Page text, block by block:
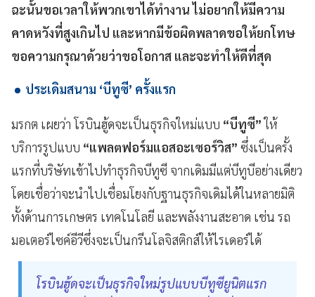
ฉะนั้นขอเวลาให้พวกเขาได้ทำงาน ไม่อยากให้มีความ
คาดหวังที่สูงเกินไป และหากมีข้อผิดพลาดขอให้ยกโทษ
ขอความกรุณาด้วยว่าขอโอกาส และจะทำให้ดีที่สุด
ประเดิมสนาม ‘บีทูซี’ ครั้งแรก
มรกต เผยว่า โรบินฮู้ดจะเป็นธุรกิจใหม่แบบ “บีทูซี”ให้
บริการรูปแบบ “แพลตฟอร์มแอสอะเซอร์วิส” ซึ่งเป็นครั้ง
แรกที่บริษัทเข้าไปทำธุรกิจบีทูซี จากเดิมมีแต่บีทูบีอย่างเดียว
โดยเชื่อว่าจะนำไปเชื่อมโยงกับฐานธุรกิจเดิมได้ในหลายมิติ
ทั้งด้านการเกษตร เทคโนโลยี และพลังงานสะอาด เช่น รถ
มอเตอร์ไซค์อีวีซึ่งจะเป็นกรีนโลจิสติกส์ให้ไรเดอร์ได้
โรบินฮู้ดจะเป็นธุรกิจใหม่รูปแบบบีทูซียูนิตแรก